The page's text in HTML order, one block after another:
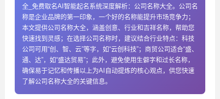
全_免费取名AI智能起名系统深度解析：公司名称大全。公司名
称是企业品牌的第一印象，一个好的名称能提升市场竞争力；
本文提供公司名称大全，涵盖创意、行业和吉祥名称，帮助您
快速找到灵感；在选择公司名称时，建议结合行业特点：科技
公司可用“创、智、云”等字，如“云创科技”；商贸公司适合“盛、
通、达”，如“盛达贸易”；此外，避免使用生僻字和过长名称，
确保易于记忆和传播以上为AI自动提炼的核心观点，供您快速
了解公司名称大全的关键信息。